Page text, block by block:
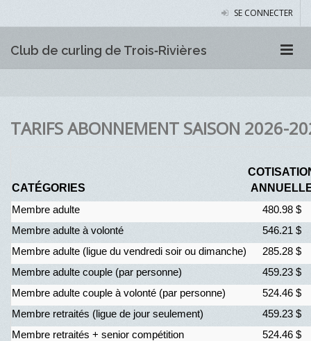
SE CONNECTER
Club de curling de Trois‑Rivières
TARIFS ABONNEMENT SAISON 2026-
CATÉGORIES
Membre adulte
480.98 $
Membre adulte à volonté
546.21 $
Membre adulte (ligue du vendredi soir ou dimanche)
285.28 $
Membre adulte couple (par personne)
459.23 $
Membre adulte couple à volonté (par personne)
524.46 $
Membre retraités (ligue de jour seulement)
459.23 $
Membre retraités + senior compétition
524.46 $